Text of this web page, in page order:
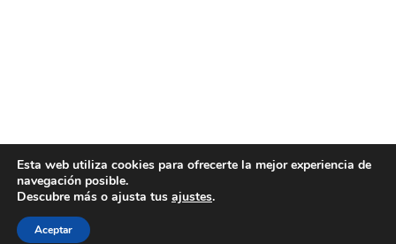
Esta web utiliza cookies para ofrecerte la mejor experiencia de
navegación posible.
Descubre más o ajusta tus ajustes.
Aceptar